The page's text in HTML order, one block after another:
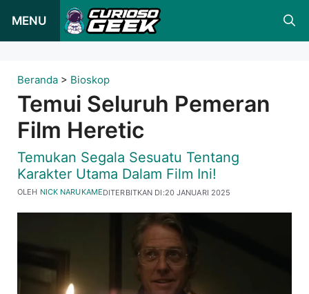
ke
MENU
Beranda > Bioskop
Temui Seluruh Pemeran
Film Heretic
Temukan Segala Sesuatu Tentang
Karakter Utama Dalam Film Ini!
DITERBITKAN DI:20 JANUARI 2025
OLEH NICK NARUKAME